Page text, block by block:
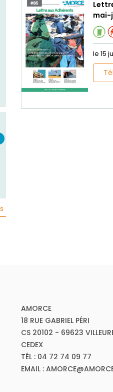
mai-
le 15
AMORCE
18 RUE GABRIEL PÉRI
CS 20102 - 69623
CEDEX
TÉL : 04 72 74 09 77
EMAIL :